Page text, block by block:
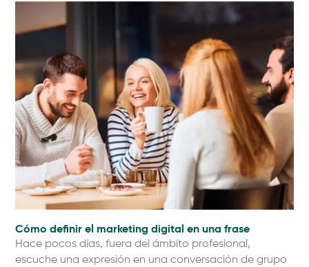
Cómo definir el marketing digital en una frase
Hace pocos días, fuera del ámbito profesional,
escuche una expresión en una conversación de grupo